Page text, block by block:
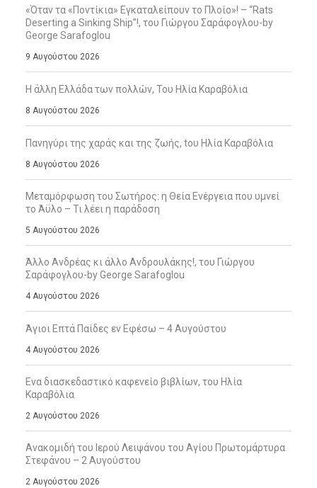
«Όταν τα «Ποντίκια» Εγκαταλείπουν το Πλοίο»! – “Rats
Deserting a Sinking Ship”!, του Γιώργου Σαράφογλου-by
George Sarafoglou
9 Αυγούστου 2026
Η άλλη Ελλάδα των πολλών, Του Ηλία Καραβόλια
8 Αυγούστου 2026
Πανηγύρι της χαράς και της ζωής, tου Ηλία Καραβόλια
8 Αυγούστου 2026
Μεταμόρφωση του Σωτήρος: η Θεία Ενέργεια που υμνεί
το Άϋλο – Τι λέει η παράδοση
5 Αυγούστου 2026
Άλλο Ανδρέας κι άλλο Ανδρουλάκης!, του Γιώργου
Σαράφογλου-by George Sarafoglou
4 Αυγούστου 2026
Άγιοι Επτά Παίδες εν Εφέσω – 4 Αυγούστου
4 Αυγούστου 2026
Ενα διασκεδαστικό καφενείο βιβλίων, του Ηλία
Καραβόλια
2 Αυγούστου 2026
Ανακομιδή του Ιερού Λειψάνου του Αγίου Πρωτομάρτυρα
Στεφάνου – 2 Αυγούστου
2 Αυγούστου 2026